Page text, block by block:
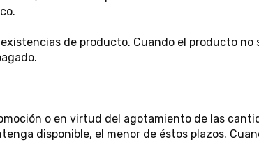
de producto. Cuando el producto no
o en virtud del agotamiento de las
disponible, el menor de éstos plazos.